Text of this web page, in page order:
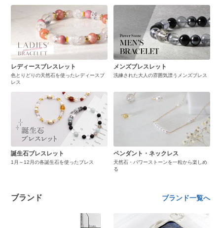
レディースブレスレット
色とりどりの天然石を使ったレディースブ
レス
メンズブレスレット
洗練された大人の雰囲気漂うメンズブレス
誕生石ブレスレット
1月～12月の各誕生石を使ったブレス
ペンダント・ネックレス
天然石・パワーストーンを一粒から楽しめ
る
ブランド ブランド一覧へ